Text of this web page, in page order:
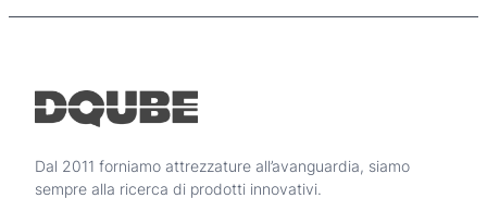
Dal 2011 forniamo attrezzature all’avanguardia, siamo
sempre alla ricerca di prodotti innovativi.